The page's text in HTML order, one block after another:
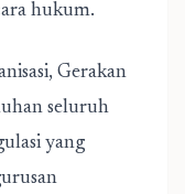
hukum.
Gerakan
seluruh
yang